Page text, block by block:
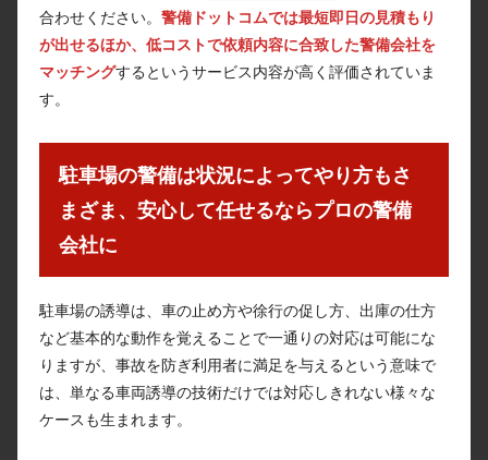
合わせください。 警備ドットコムでは最短即日の見積もり
が出せるほか、低コストで依頼内容に合致した警備会社を
マッチングするというサービス内容が高く評価されていま
す。
駐車場の警備は状況によってやり方もさ
まざま、安心して任せるならプロの警備
会社に
駐車場の誘導は、車の止め方や徐行の促し方、出庫の仕方
など基本的な動作を覚えることで一通りの対応は可能にな
りますが、事故を防ぎ利用者に満足を与えるという意味で
は、単なる車両誘導の技術だけでは対応しきれない様々な
ケースも生まれます。